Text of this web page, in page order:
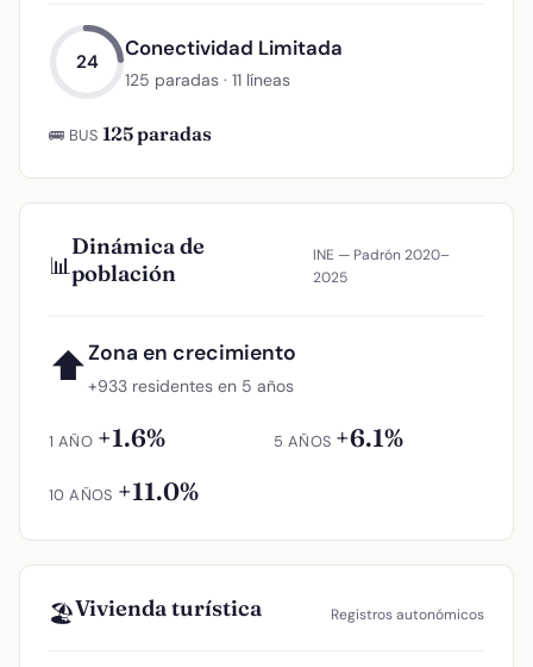
24
Conectividad Limitada
125 paradas · 11 líneas
🚌 BUS 125 paradas
📊
Dinámica de
población
INE — Padrón 2020–
2025
⬆Zona en crecimiento
+933 residentes en 5 años
1 AÑO +1.6% 5 AÑOS +6.1%
10 AÑOS +11.0%
🏖️Vivienda turística Registros autonómicos